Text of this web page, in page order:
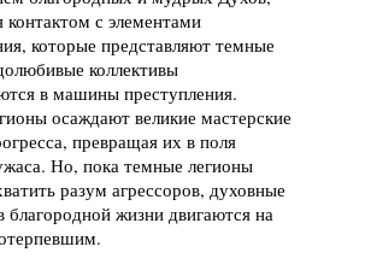
контактом с элементами
которые представляют темные
коллективы
в машины преступления.
осаждают великие мастерские
превращая их в поля
Но, пока темные легионы
разум агрессоров, духовные
благородной жизни двигаются на